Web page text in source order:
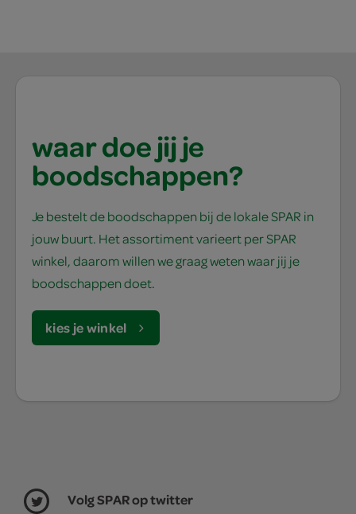
waar doe jij je
boodschappen?
Je bestelt de boodschappen bij de lokale SPAR in
jouw buurt. Het assortiment varieert per SPAR
winkel, daarom willen we graag weten waar jij je
boodschappen doet.
kies je winkel
Volg SPAR op twitter